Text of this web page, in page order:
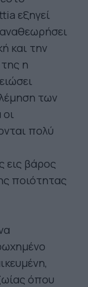
εξηγεί
και την
η
των
πολύ
εις βάρος
ποιότητας
όπου